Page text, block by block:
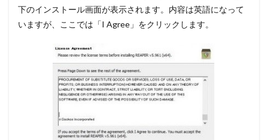
した
音源
REAPER
を録音
下のインストール画面が表示されます。内容は英語になって
いますが、ここでは 「I Agree」 をクリックします。